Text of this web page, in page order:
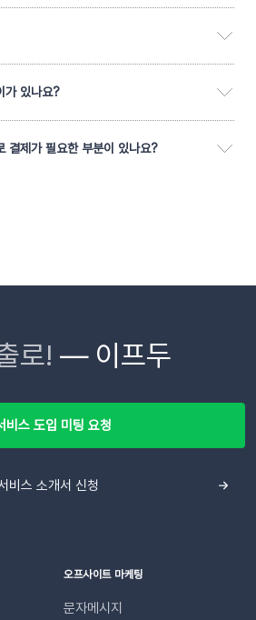
가 있나요?
결제가 필요한 부분이 있나요?
로! — 이프두
비스 도입 미팅 요청
비스 소개서 신청
오프사이트 마케팅
문자메시지